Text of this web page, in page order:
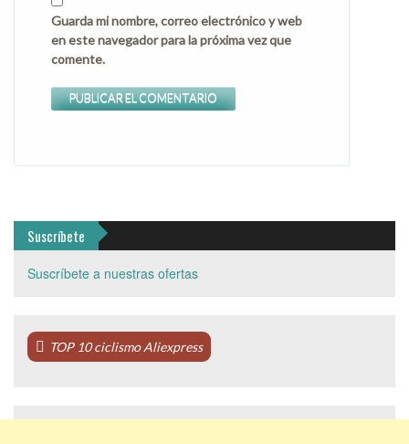
Guarda mi nombre, correo electrónico y web
en este navegador para la próxima vez que
comente.
Suscríbete
Suscríbete a nuestras ofertas
TOP 10 ciclismo Aliexpress